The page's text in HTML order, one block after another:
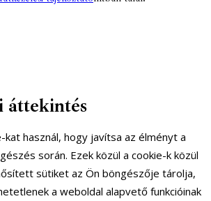
áttekintés
kat használ, hogy javítsa az élményt a
során. Ezek közül a cookie-k közül
sütiket az Ön böngészője tárolja,
a weboldal alapvető funkcióinak